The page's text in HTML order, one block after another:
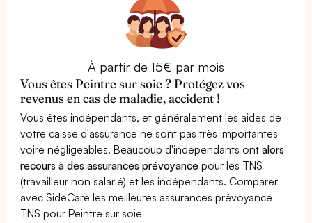
À partir de 15€ par mois
Vous êtes Peintre sur soie ? Protégez vos
revenus en cas de maladie, accident !
Vous êtes indépendants, et généralement les aides de
votre caisse d'assurance ne sont pas très importantes
voire négligeables. Beaucoup d'indépendants ontalors
recours à des assurances prévoyance pour les TNS
(travailleur non salarié) et les indépendants. Comparer
avec SideCare les meilleures assurances prévoyance
TNS pour Peintre sur soie